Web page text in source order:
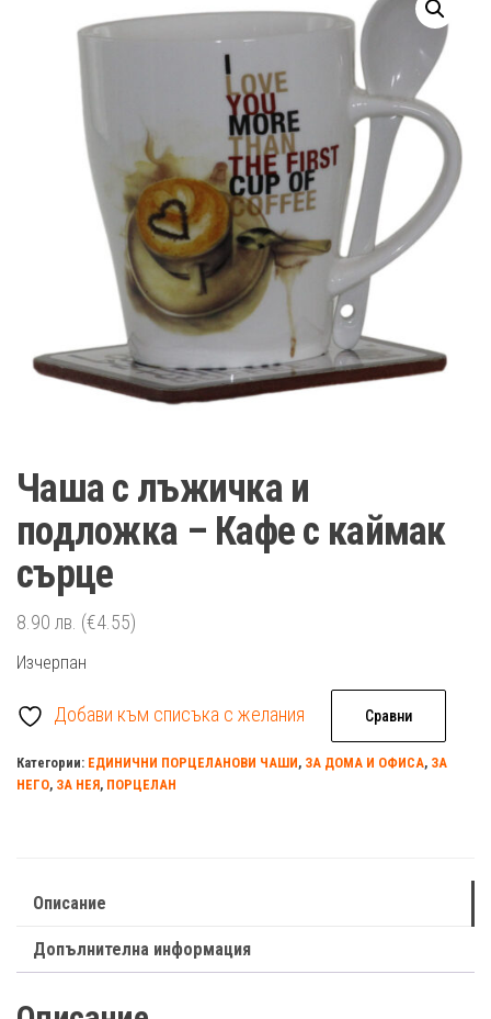
Чаша с лъжичка и
подложка – Кафе с каймак
сърце
8.90 лв. (€4.55)
Изчерпан
Добави към списъка с желания Сравни
Категории: ЕДИНИЧНИ ПОРЦЕЛАНОВИ ЧАШИ, ЗА ДОМА И ОФИСА, ЗА
НЕГО, ЗА НЕЯ, ПОРЦЕЛАН
Описание
Допълнителна информация